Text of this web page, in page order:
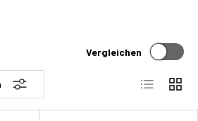
Vergleichen
Liste